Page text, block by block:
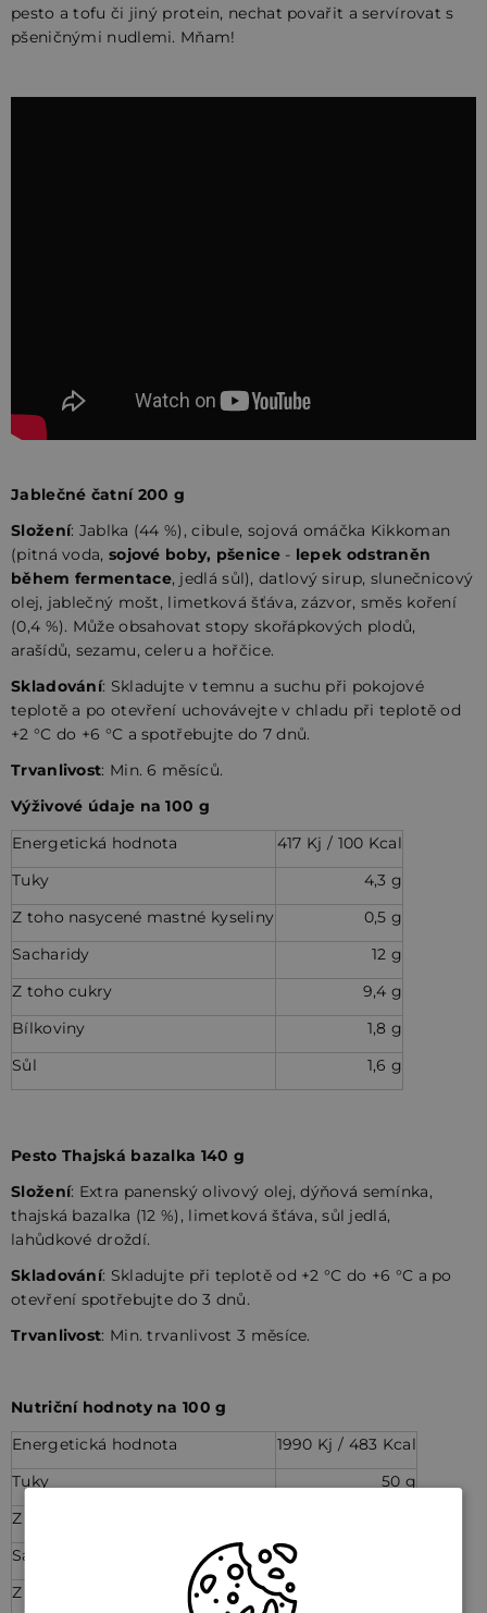
pesto a tofu či jiný protein, nechat povařit a servírovat s
pšeničnými nudlemi. Mňam!
Jablečné čatní 200 g
Složení: Jablka (44 %), cibule, sojová omáčka Kikkoman
(pitná voda, sojové boby, pšenice- lepek odstraněn
během fermentace, jedlá sůl), datlový sirup, slunečnicový
olej, jablečný mošt, limetková šťáva, zázvor, směs koření
(0,4 %). Může obsahovat stopy skořápkových plodů,
arašídů, sezamu, celeru a hořčice.
Skladování: Skladujte v temnu a suchu při pokojové
teplotě a po otevření uchovávejte v chladu při teplotě od
+2 °C do +6 °C a spotřebujte do 7 dnů.
Trvanlivost: Min. 6 měsíců.
Výživové údaje na 100 g
Energetická hodnota
417 Kj / 100 Kcal
Tuky
4,3 g
Z toho nasycené mastné kyseliny
0,5 g
Sacharidy
12 g
Z toho cukry
9,4 g
Bílkoviny
1,8 g
Sůl
1,6 g
Pesto Thajská bazalka 140 g
Složení: Extra panenský olivový olej, dýňová semínka,
thajská bazalka (12 %), limetková šťáva, sůl jedlá,
lahůdkové droždí.
Skladování: Skladujte při teplotě od +2 °C do +6 °C a po
otevření spotřebujte do 3 dnů.
Trvanlivost: Min. trvanlivost 3 měsíce.
Nutriční hodnoty na 100 g
Energetická hodnota
1990 Kj / 483 Kcal
Tuky
50 g
Z toho nasycené mastné kyseliny
Sacharidy
Z toho cukry